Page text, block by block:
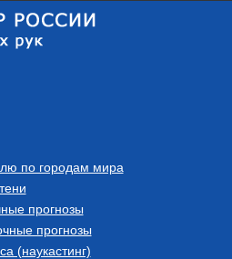
по городам мира
прогнозы
прогнозы
(наукастинг)